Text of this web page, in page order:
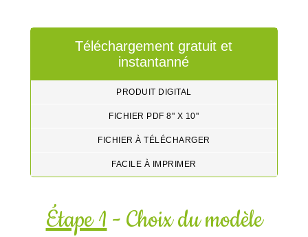
Téléchargement gratuit et
instantanné
PRODUIT DIGITAL
FICHIER PDF 8" X 10"
FICHIER À TÉLÉCHARGER
FACILE À IMPRIMER
Étape 1- Choix du modèle